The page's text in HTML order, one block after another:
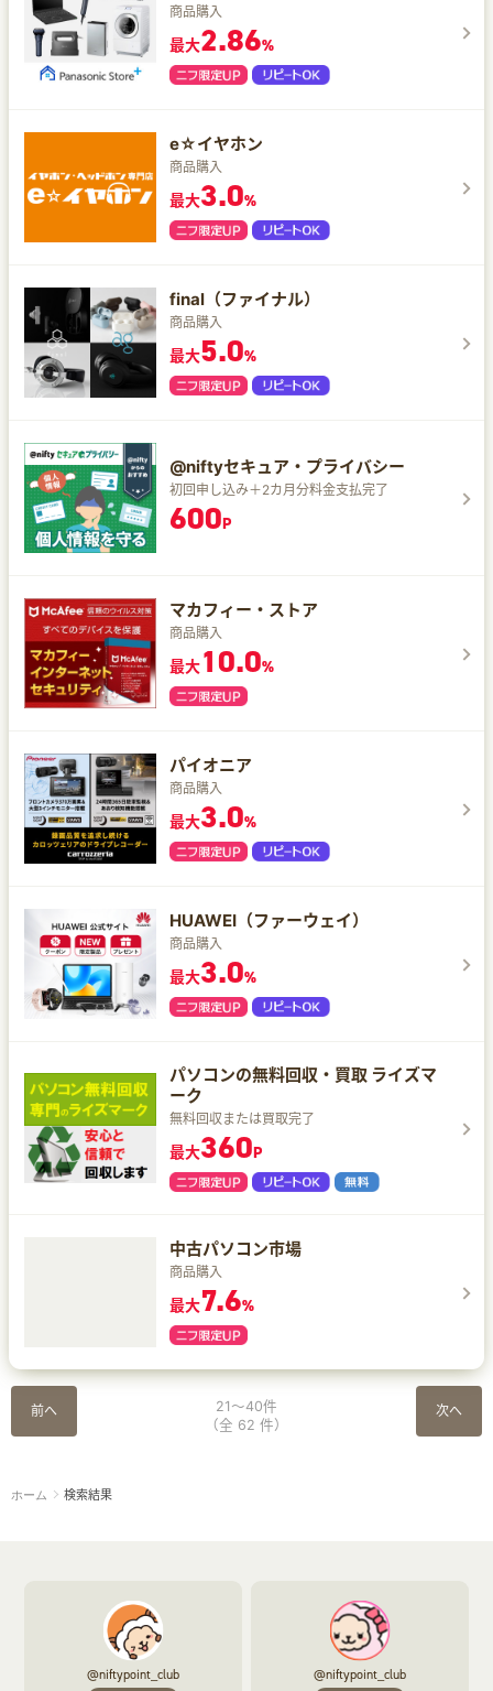
商品購入
最大2.86%
e☆イヤホン
商品購入
最大3.0%
final（ファイナル）
商品購入
最大5.0%
@niftyセキュア・プライバシー
初回申し込み＋2カ月分料金支払完了
600P
マカフィー・ストア
商品購入
最大10.0%
パイオニア
商品購入
最大3.0%
HUAWEI（ファーウェイ）
商品購入
最大3.0%
パソコンの無料回収・買取 ライズマ
ーク
無料回収または買取完了
最大360P
中古パソコン市場
商品購入
最大7.6%
前へ 次へ
21～40件
（全 62 件）
ホーム 検索結果
@niftypoint_club @niftypoint_club